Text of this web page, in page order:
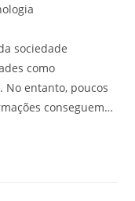
sociedade
como
No entanto, poucos
conseguem…